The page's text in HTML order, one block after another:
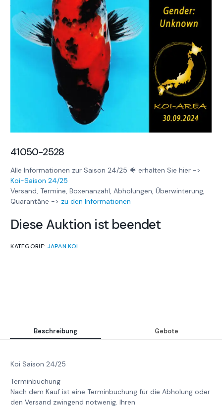
41050-2528
Alle Informationen zur Saison 24/25 🐠 erhalten Sie hier ->
Koi-Saison 24/25
Versand, Termine, Boxenanzahl, Abholungen, Überwinterung,
Quarantäne -> zu den Informationen
Diese Auktion ist beendet
KATEGORIE: JAPAN KOI
Beschreibung Gebote
Koi Saison 24/25
Terminbuchung
Nach dem Kauf ist eine Terminbuchung für die Abholung oder
den Versand zwingend notwenig. Ihren